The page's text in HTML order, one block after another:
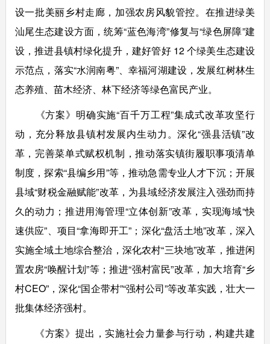
设一批美丽乡村走廊，加强农房风貌管控。在推进绿美
汕尾生态建设方面，统筹“蓝色海湾”修复与“绿色屏障”建
设，推进县镇村绿化提升，建好管好 12 个绿美生态建设
示范点，落实“水润南粤”、幸福河湖建设，发展红树林生
态养殖、苗木经济、林下经济等绿色富民产业。
《方案》明确实施“百千万工程”集成式改革攻坚行
动，充分释放县镇村发展内生动力。深化“强县活镇”改
革，完善菜单式赋权机制，推动落实镇街履职事项清单
制度，探索“县编乡用”等，推动急需专业人才下沉；开展
县域“财税金融赋能”改革，为县域经济发展注入强劲而持
久的动力；推进用海管理“立体创新”改革，实现海域“快
速供应”、项目“拿海即开工”；深化“盘活土地”改革，深入
实施全域土地综合整治，深化农村“三块地”改革，推进闲
置农房“唤醒计划”等；推进“强村富民”改革，加大培育“乡
村CEO”，深化“国企带村”“强村公司”等改革实践，壮大一
批集体经济强村。
《方案》提出，实施社会力量参与行动，构建共建